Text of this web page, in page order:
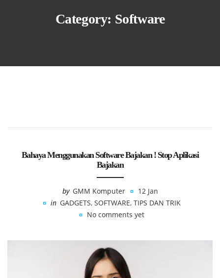
Category: Software
Bahaya Menggunakan Software Bajakan ! Stop Aplikasi
Bajakan
by GMM Komputer
12 Jan
in GADGETS, SOFTWARE, TIPS DAN TRIK
No comments yet